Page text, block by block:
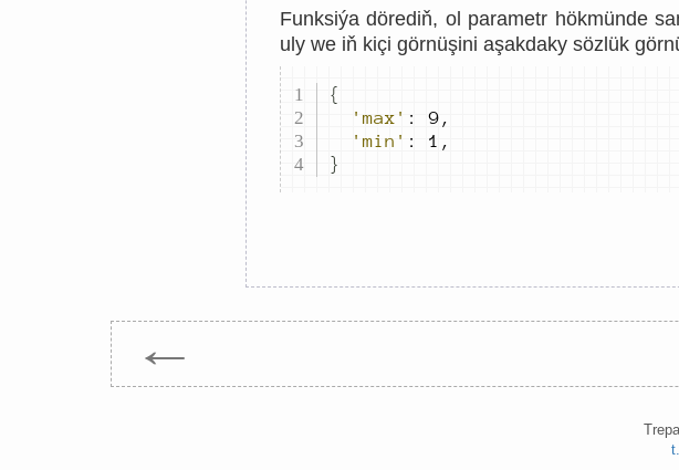
Funksiýa dörediň, ol parametr hökmünde
uly we iň kiçi görnüşini aşakdaky sözlük
{
'max' : 9 ,
'min' : 1 ,
}
←